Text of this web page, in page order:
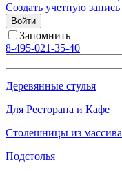
Создать учетную запись
Войти
Запомнить
8-495-021-35-40
Деревянные стулья
Для Ресторана и Кафе
Столешницы из массива
Подстолья